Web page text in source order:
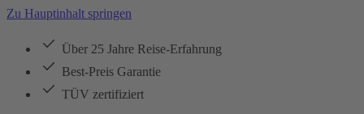
Zu Hauptinhalt springen
Über 25 Jahre Reise-Erfahrung
Best-Preis Garantie
TÜV zertifiziert